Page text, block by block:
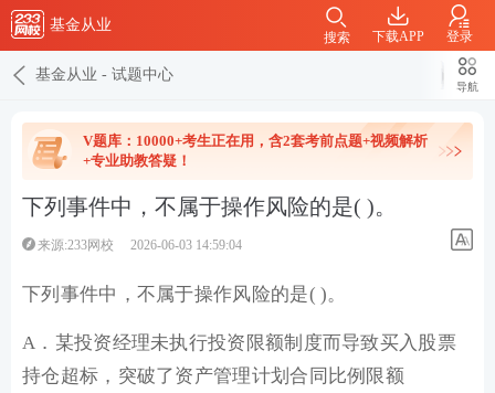
基金从业
下载APP 登录
搜索
基金从业 - 试题中心
导航
V题库：10000+考生正在用，含2套考前点题+视频解析
+专业助教答疑！
下列事件中，不属于操作风险的是( )。
来源:233网校 2026-06-03 14:59:04
下列事件中，不属于操作风险的是( )。
A．某投资经理未执行投资限额制度而导致买入股票
持仓超标，突破了资产管理计划合同比例限额